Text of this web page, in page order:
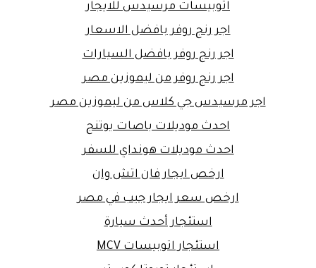
اتوبيسات مرسيدس للايجار
اجر رنج روفر بافضل الاسعار
اجر رنج روفر بافضل السيارات
اجر رنج روفر من ليموزين مصر
اجر مرسيدس جي كلاس من ليموزين مصر
احدث موديلات باصات يوتنج
احدث موديلات هونداي للسفر
ارخص ايجار فان اتش وان
ارخص سعر ايجار جيب في مصر
استئجار أحدث سيارة
استئجار اتوبيسات MCV